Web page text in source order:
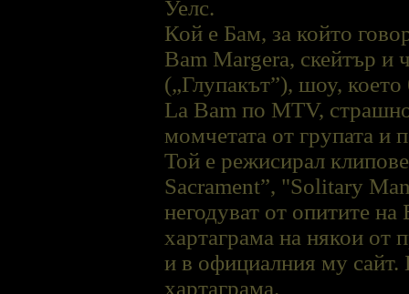
Уелс.
Кой е Бам, за който
Bam Margera, скейтър и
(„Глупакът”), шоу,
La Bam по MTV,
момчетата от групата и
Той е режисирал
Sacrament”, "Solitary
негодуват от опитите
хартаграма на някои от
и в официалния му сайт.
хартаграма.